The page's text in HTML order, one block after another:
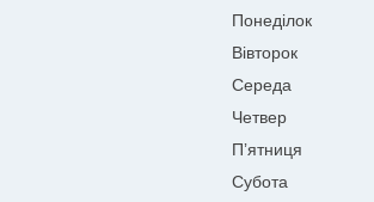
Понеділок
Вівторок
Середа
Четвер
Пʼятниця
Субота